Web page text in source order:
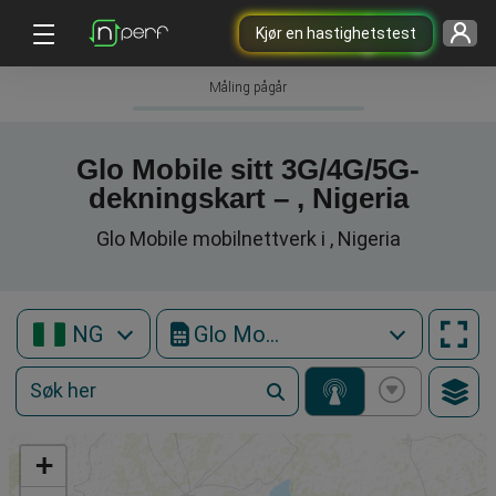
Kjør en hastighetstest
Måling pågår
Glo Mobile sitt 3G/4G/5G-
dekningskart – , Nigeria
Glo Mobile mobilnettverk i , Nigeria
NG Glo Mobile
+